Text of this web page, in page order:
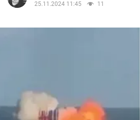
Świat
25.11.2024 11:45
11